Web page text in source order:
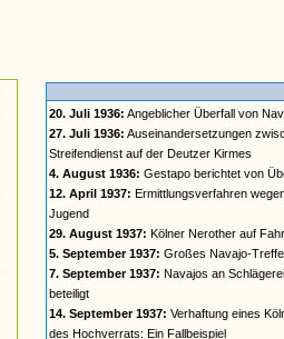
20. Juli 1936: Angeblicher Überfall von
27. Juli 1936: Auseinandersetzungen
Streifendienst auf der Deutzer Kirmes
4. August 1936: Gestapo berichtet von
12. April 1937: Ermittlungsverfahren
Jugend
29. August 1937: Kölner Nerother auf
5. September 1937: Großes Navajo-
7. September 1937: Navajos an
beteiligt
14. September 1937: Verhaftung eines
des Hochverrats: Ein Fallbeispiel